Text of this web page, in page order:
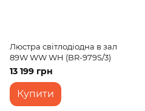
Люстра світлодіодна в зал
89W WW WH (BR-979S/3)
13 199 грн
Купити